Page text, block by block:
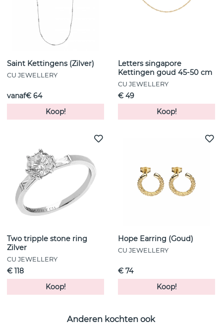
Saint Kettingens (Zilver)
CU JEWELLERY
vanaf€ 64
Koop!
Letters singapore
Kettingen goud 45-50 cm
CU JEWELLERY
€ 49
Koop!
Two tripple stone ring
Zilver
CU JEWELLERY
€ 118
Koop!
Hope Earring (Goud)
CU JEWELLERY
€ 74
Koop!
Anderen kochten ook